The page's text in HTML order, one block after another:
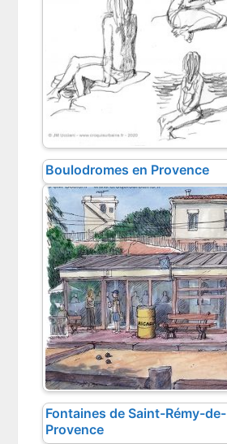
Boulodromes en Provence
Fontaines de Saint-Rémy-de-
Provence